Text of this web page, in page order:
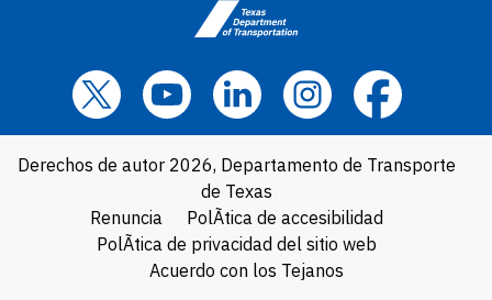
Derechos de autor 2026, Departamento de Transporte
de Texas
Renuncia
PolÃ­tica de accesibilidad
PolÃ­tica de privacidad del sitio web
Acuerdo con los Tejanos